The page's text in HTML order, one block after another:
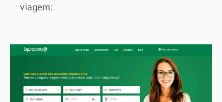
viagem: